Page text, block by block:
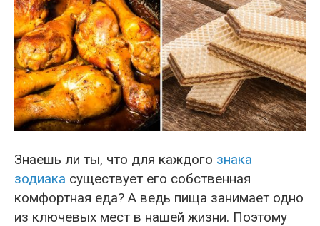
Знаешь ли ты, что для каждого знака
зодиака существует его собственная
комфортная еда? А ведь пища занимает одно
из ключевых мест в нашей жизни. Поэтому